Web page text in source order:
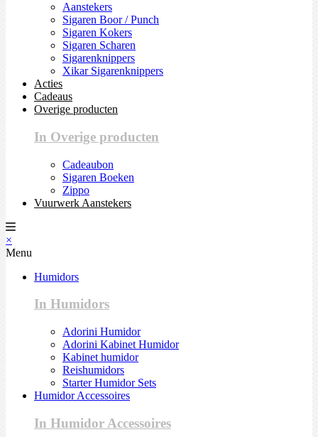
Aanstekers
Sigaren Boor / Punch
Sigaren Kokers
Sigaren Scharen
Sigarenknippers
Xikar Sigarenknippers
Acties
Cadeaus
Overige producten
In Overige producten
Cadeaubon
Sigaren Boeken
Zippo
Vuurwerk Aanstekers
×
Menu
Humidors
In Humidors
Adorini Humidor
Adorini Kabinet Humidor
Kabinet humidor
Reishumidors
Starter Humidor Sets
Humidor Accessoires
In Humidor Accessoires